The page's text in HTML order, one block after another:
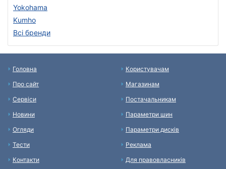
Yokohama
Kumho
Всі бренди
Головна
Про сайт
Сервіси
Новини
Огляди
Тести
Контакти
Користувачам
Магазинам
Постачальникам
Параметри шин
Параметри дисків
Реклама
Для правовласників